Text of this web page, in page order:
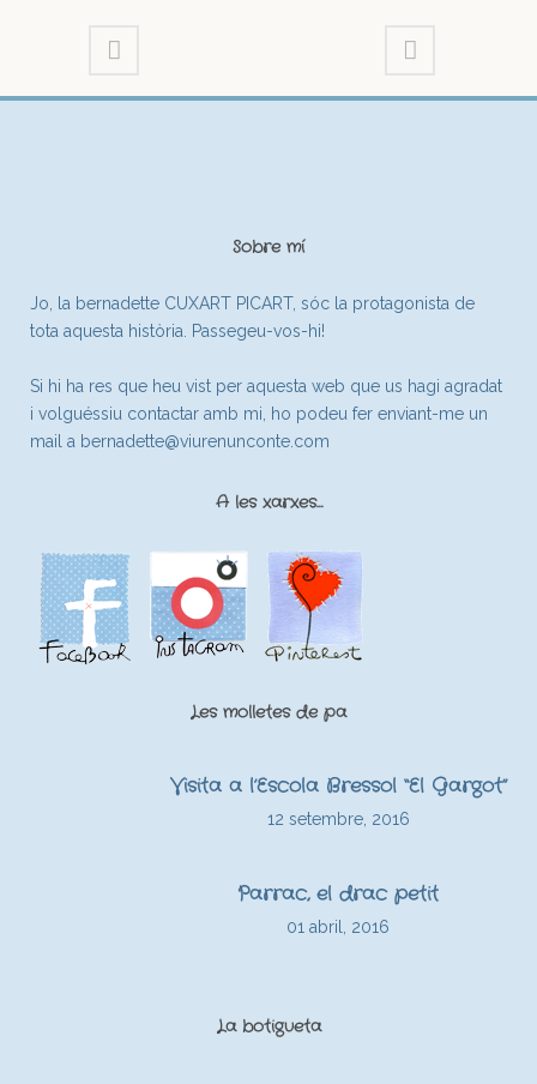
Sobre mí
Jo, la bernadette CUXART PICART, sóc la protagonista de
tota aquesta història. Passegeu-vos-hi!
Si hi ha res que heu vist per aquesta web que us hagi agradat
i volguéssiu contactar amb mi, ho podeu fer enviant-me un
mail a bernadette@viurenunconte.com
A les xarxes…
Les molletes de pa
Visita a l’Escola Bressol “El Gargot”
12 setembre, 2016
Parrac, el drac petit
01 abril, 2016
La botigueta